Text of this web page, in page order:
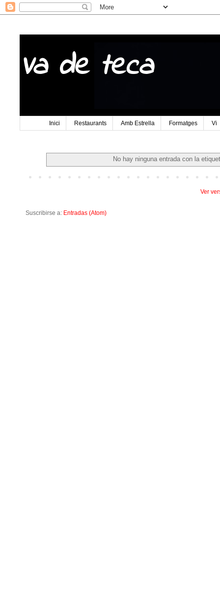
Va de teca
Inici Restaurants Amb Estrella Formatges Vi
No hay ninguna entrada con la
Ver
Suscribirse a: Entradas (Atom)